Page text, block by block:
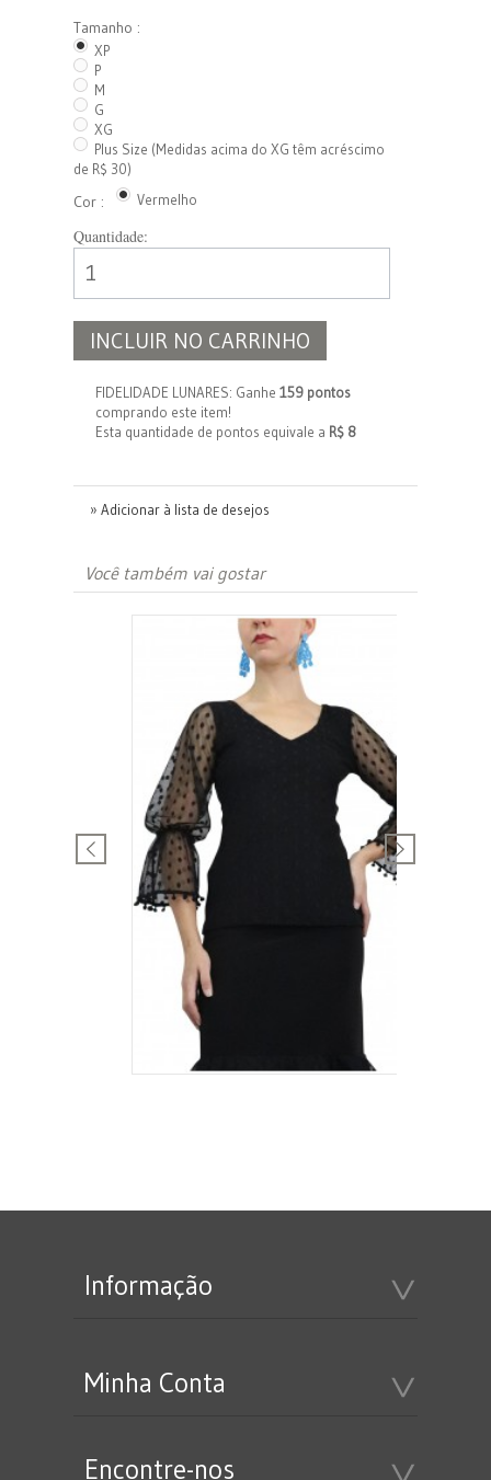
Tamanho :
XP
P
M
G
XG
Plus Size (Medidas acima do XG têm acréscimo
de R$ 30)
Cor : Vermelho
Quantidade:
INCLUIR NO CARRINHO
FIDELIDADE LUNARES: Ganhe 159 pontos
comprando este item!
Esta quantidade de pontos equivale a R$ 8
» Adicionar à lista de desejos
Você também vai gostar
Informação
Minha Conta
Encontre-nos